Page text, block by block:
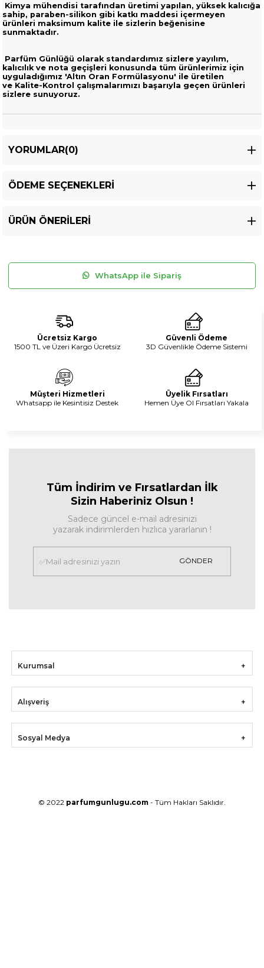
Kimya mühendisi tarafından üretimi yapılan, yüksek kalıcığa
sahip, paraben-silikon gibi katkı maddesi içermeyen
ürünleri maksimum kalite ile sizlerin beğenisine
sunmaktadır.
Parfüm Günlüğü olarak standardımız sizlere yayılım,
kalıcılık ve nota geçişleri konusunda tüm ürünlerimiz için
uyguladığımız 'Altın Oran Formülasyonu' ile üretilen
ve Kalite-Kontrol çalışmalarımızı başarıyla geçen ürünleri
sizlere sunuyoruz.
YORUMLAR(0)
ÖDEME SEÇENEKLERI
ÜRÜN ÖNERILERI
WhatsApp ile Sipariş
Ücretsiz Kargo
1500 TL ve Üzeri Kargo Ücretsiz
Güvenli Ödeme
3D Güvenlikle Ödeme Sistemi
Müşteri Hizmetleri
Whatsapp ile Kesintisiz Destek
Üyelik Fırsatları
Hemen Üye Ol Fırsatları Yakala
Tüm İndirim ve Fırsatlardan İlk
Sizin Haberiniz Olsun !
Sadece güncel e-mail adresinizi
yazarak indirimlerden hızlıca yararlanın !
GÖNDER
Kurumsal
Alışveriş
Sosyal Medya
© 2022 parfumgunlugu.com - Tüm Hakları Saklıdır.